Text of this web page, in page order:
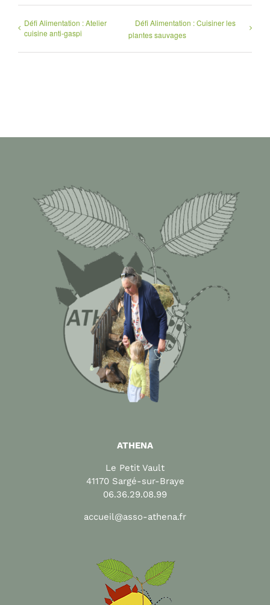
Défi Alimentation : Atelier
cuisine anti-gaspi
Défi Alimentation : Cuisiner les
plantes sauvages
ATHENA
Le Petit Vault
41170 Sargé-sur-Braye
06.36.29.08.99
accueil@asso-athena.fr